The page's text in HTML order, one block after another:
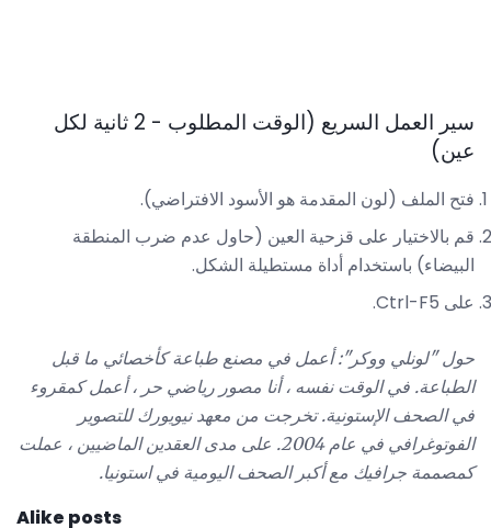
سير العمل السريع (الوقت المطلوب - 2 ثانية لكل
عين)
فتح الملف (لون المقدمة هو الأسود الافتراضي).
قم بالاختيار على قزحية العين (حاول عدم ضرب المنطقة
البيضاء) باستخدام أداة مستطيلة الشكل.
على Ctrl-F5.
حول "لونلي ووكر": أعمل في مصنع طباعة كأخصائي ما قبل
الطباعة. في الوقت نفسه ، أنا مصور رياضي حر ، أعمل كمقروء
في الصحف الإستونية. تخرجت من معهد نيويورك للتصوير
الفوتوغرافي في عام 2004. على مدى العقدين الماضيين ، عملت
كمصممة جرافيك مع أكبر الصحف اليومية في استونيا.
Alike posts